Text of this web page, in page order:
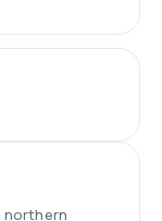
northern